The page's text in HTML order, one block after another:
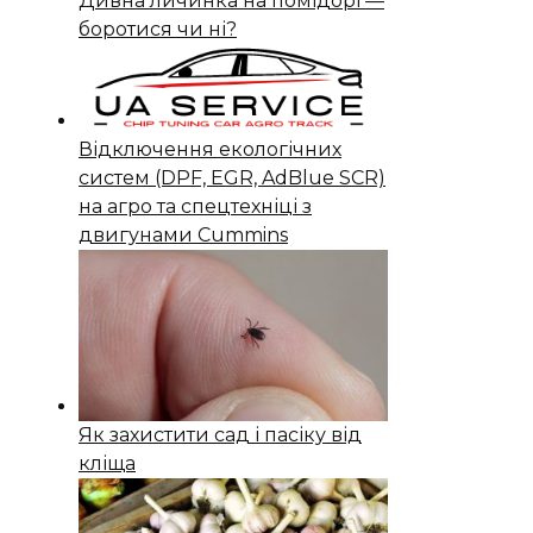
боротися чи ні?
Відключення екологічних
систем (DPF, EGR, AdBlue SCR)
на агро та спецтехніці з
двигунами Cummins
Як захистити сад і пасіку від
кліща